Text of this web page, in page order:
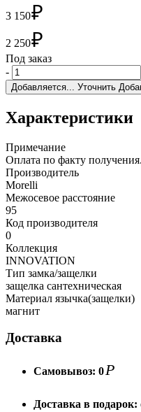
3 150₽
2 250₽
Под заказ
-
Добавляется... Уточнить
Характеристики
Примечание
Оплата по факту
Производитель
Morelli
Межосевое расстояние
95
Код производителя
0
Коллекция
INNOVATION
Тип замка/защелки
защелка сантехническая
Материал язычка(защелки)
магнит
Доставка
Самовывоз: 0Р
Доставка в подарок: